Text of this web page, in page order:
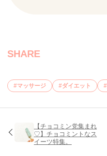
SHARE
マッサージ ダイエット
【チョコミン党集まれ
♡】チョコミントなス
イーツ特集。